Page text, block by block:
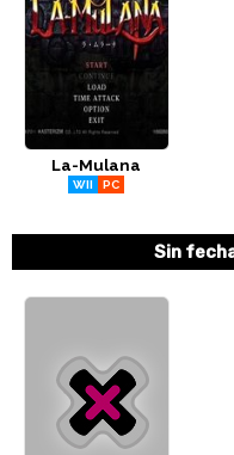
La-Mulana
WII PC
Sin